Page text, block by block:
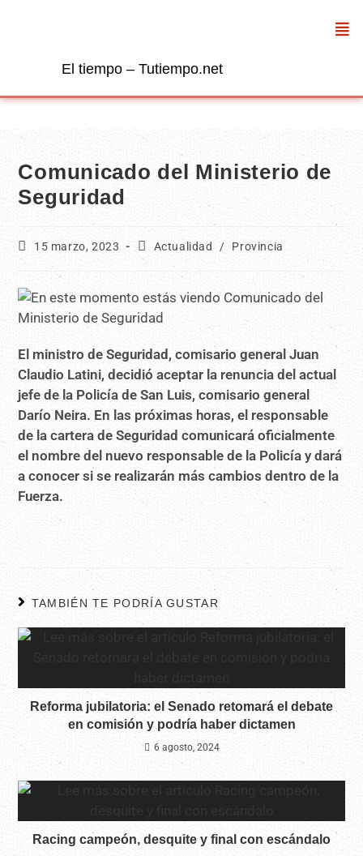
El tiempo – Tutiempo.net
Comunicado del Ministerio de
Seguridad
15 marzo, 2023 Actualidad / Provincia
El ministro de Seguridad, comisario general Juan
Claudio Latini, decidió aceptar la renuncia del actual
jefe de la Policía de San Luis, comisario general
Darío Neira. En las próximas horas, el responsable
de la cartera de Seguridad comunicará oficialmente
el nombre del nuevo responsable de la Policía y dará
a conocer si se realizarán más cambios dentro de la
Fuerza.
TAMBIÉN TE PODRÍA GUSTAR
Reforma jubilatoria: el Senado retomará el debate
en comisión y podría haber dictamen
6 agosto, 2024
Racing campeón, desquite y final con escándalo